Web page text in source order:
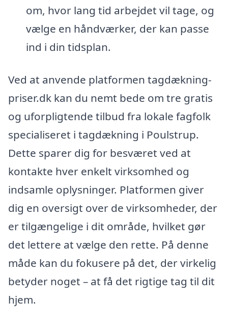
om, hvor lang tid arbejdet vil tage, og
vælge en håndværker, der kan passe
ind i din tidsplan.
Ved at anvende platformen tagdækning-
priser.dk kan du nemt bede om tre gratis
og uforpligtende tilbud fra lokale fagfolk
specialiseret i tagdækning i Poulstrup.
Dette sparer dig for besværet ved at
kontakte hver enkelt virksomhed og
indsamle oplysninger. Platformen giver
dig en oversigt over de virksomheder, der
er tilgængelige i dit område, hvilket gør
det lettere at vælge den rette. På denne
måde kan du fokusere på det, der virkelig
betyder noget – at få det rigtige tag til dit
hjem.